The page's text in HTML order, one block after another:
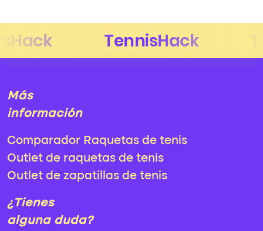
Más
información
Comparador Raquetas de tenis
Outlet de raquetas de tenis
Outlet de zapatillas de tenis
¿Tienes
alguna duda?